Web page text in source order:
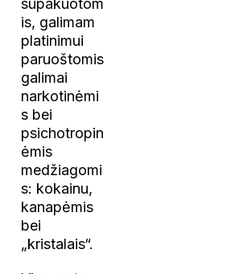
is, galimam
platinimui
paruoštomis
galimai
narkotinėmi
s bei
psichotropin
ėmis
medžiagomi
s: kokainu,
kanapėmis
bei
„kristalais“.